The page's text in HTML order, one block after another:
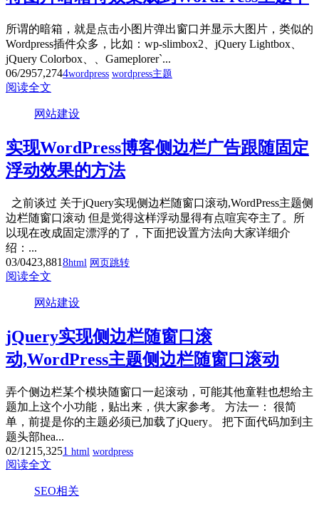
所谓的暗箱，就是点击小图片弹出窗口并显示大图片，类似的
Wordpress插件众多，比如：wp-slimbox2、jQuery Lightbox、
jQuery Colorbox、、Gameplorer`...
06/2957,2744wordpress wordpress主题
阅读全文
网站建设
实现WordPress博客侧边栏广告跟随固定
浮动效果的方法
之前谈过 关于jQuery实现侧边栏随窗口滚动,WordPress主题侧
边栏随窗口滚动 但是觉得这样浮动显得有点喧宾夺主了。所
以现在改成固定漂浮的了，下面把设置方法向大家详细介
绍：...
03/0423,8818html 网页跳转
阅读全文
网站建设
jQuery实现侧边栏随窗口滚
动,WordPress主题侧边栏随窗口滚动
弄个侧边栏某个模块随窗口一起滚动，可能其他童鞋也想给主
题加上这个小功能，贴出来，供大家参考。 方法一： 很简
单，前提是你的主题必须已加载了jQuery。 把下面代码加到主
题头部hea...
02/1215,3251 html wordpress
阅读全文
SEO相关